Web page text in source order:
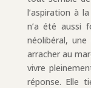
l’aspiration à
n’a été aussi
néolibéral, une
arracher au
vivre
réponse. Elle